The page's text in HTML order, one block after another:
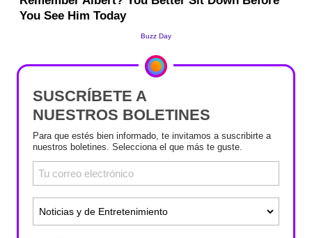
SUSCRÍBETE A
NUESTROS BOLETINES
Para que estés bien informado, te invitamos a suscribirte a
nuestros boletines. Selecciona el que más te guste.